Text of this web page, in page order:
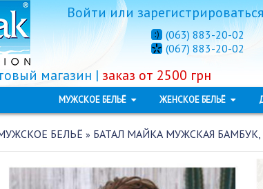
Войтиилизарегистрироваться
(063) 883-20-02
(067) 883-20-02
магазин | заказ от 2500 грн
МУЖСКОЕ БЕЛЬЁ ЖЕНСКОЕ БЕЛЬЁ
БЕЛЬЁ » БАТАЛ МАЙКА МУЖСКАЯ БАМБУК,